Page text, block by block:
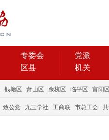
专委会
区县
党派
机关
钱塘区 萧山区 余杭区 临平区 富阳
致公党 九三学社 工商联 市总工会